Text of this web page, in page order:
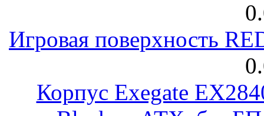
Игровая поверхность
Корпус Exegate